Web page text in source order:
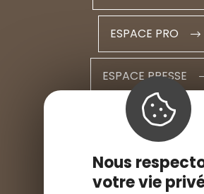
ESPACE PRO
ESPACE PRESSE
Nous
votre vie